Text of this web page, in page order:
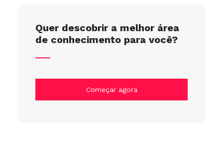
Quer descobrir a melhor área
de conhecimento para você?
Começar agora